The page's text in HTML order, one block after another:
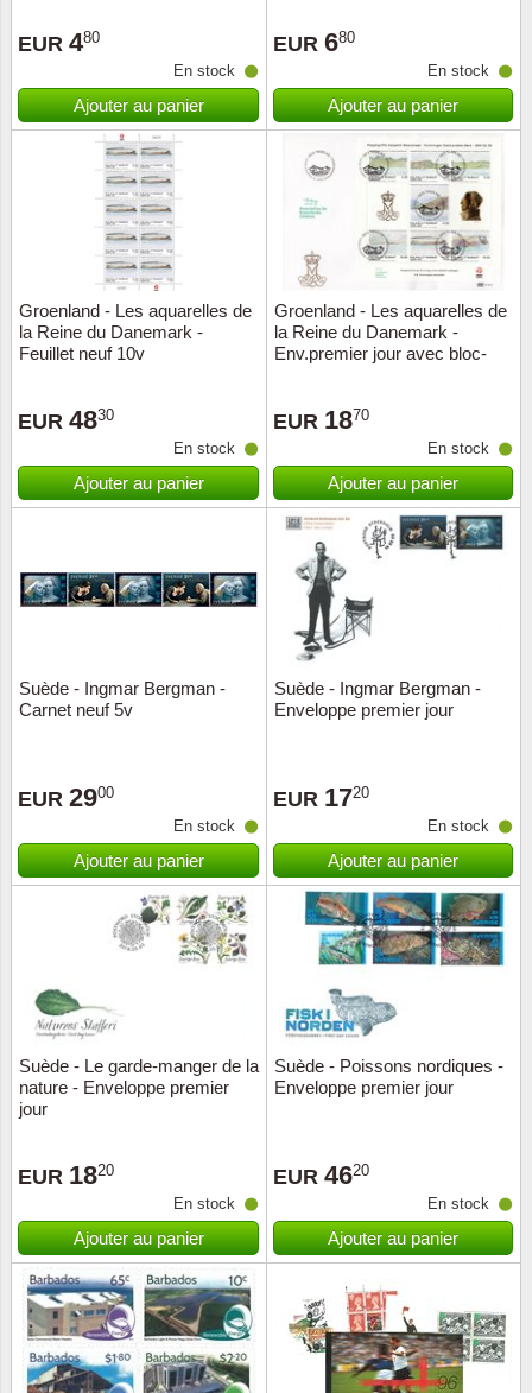
EUR 480
En stock
Ajouter au panier
EUR 680
En stock
Ajouter au panier
Groenland - Les aquarelles de
la Reine du Danemark -
Feuillet neuf 10v
EUR 4830
En stock
Ajouter au panier
Groenland - Les aquarelles de
la Reine du Danemark -
Env.premier jour avec bloc-
EUR 1870
En stock
Ajouter au panier
Suède - Ingmar Bergman -
Carnet neuf 5v
EUR 2900
En stock
Ajouter au panier
Suède - Ingmar Bergman -
Enveloppe premier jour
EUR 1720
En stock
Ajouter au panier
Suède - Le garde-manger de la
nature - Enveloppe premier
jour
EUR 1820
En stock
Ajouter au panier
Suède - Poissons nordiques -
Enveloppe premier jour
EUR 4620
En stock
Ajouter au panier
Lots de timbres
Années
Présentation souvenir
Collections annuelles / livres
Vignettes de Noël et feuilles
Matériel numismatique
Pour le nouveau collectionneur
Fournitures de bureau
Divers accessoires
Jeux de cartes à collectionner
Europa
Films
Love
Thém.
Thém.
Chypre
Fleurs
Grèce
Newsletter
Politique de confidentialité